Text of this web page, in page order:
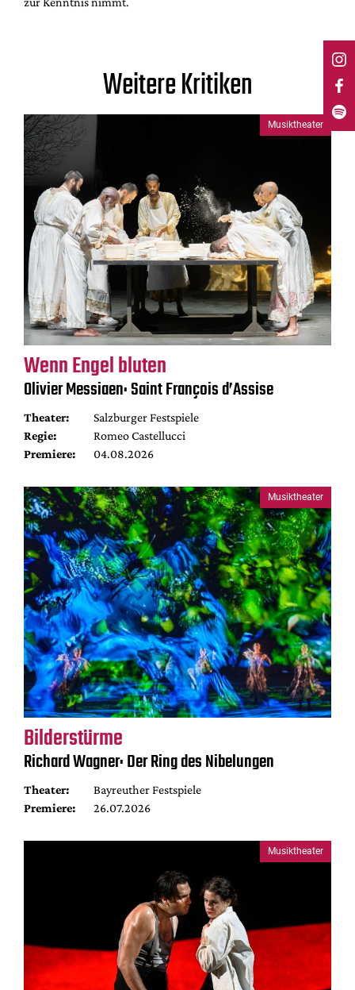
Weitere Kritiken
Musiktheater
Wenn Engel bluten
Olivier Messiaen: Saint François d’Assise
Theater:
Salzburger Festspiele
Regie:
Romeo Castellucci
Premiere:
04.08.2026
Musiktheater
Bilderstürme
Richard Wagner: Der Ring des Nibelungen
Theater:
Bayreuther Festspiele
Premiere:
26.07.2026
Musiktheater